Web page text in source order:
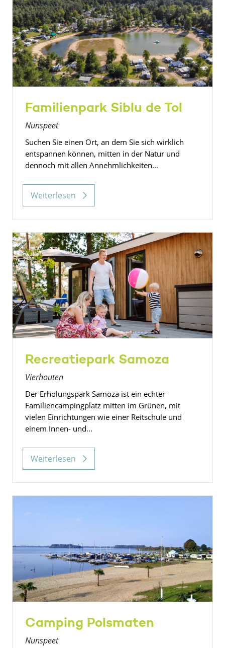
Familienpark Siblu de Tol
Nunspeet
Suchen Sie einen Ort, an dem Sie sich wirklich
entspannen können, mitten in der Natur und
dennoch mit allen Annehmlichkeiten...
Weiterlesen
Recreatiepark Samoza
Vierhouten
Der Erholungspark Samoza ist ein echter
Familiencampingplatz mitten im Grünen, mit
vielen Einrichtungen wie einer Reitschule und
einem Innen- und...
Weiterlesen
Camping Polsmaten
Nunspeet